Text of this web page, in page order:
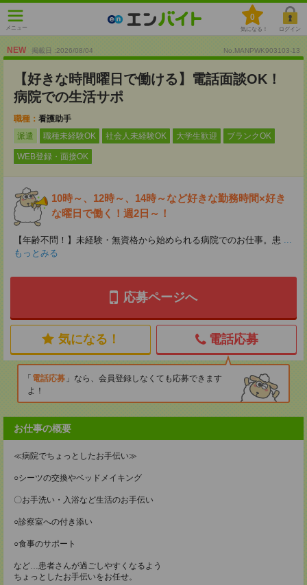
メニュー
0
気になる！ ログイン
NEW 掲載日 :2026/08/04 No.MANPWK903103-13
【好きな時間曜日で働ける】電話面談OK！
病院での生活サポ
職種： 看護助手
派遣
職種未経験OK 社会人未経験OK 大学生歓迎 ブランクOK
WEB登録・面接OK
10時～、12時～、14時～など好きな勤務時間×好き
な曜日で働く！週2日～！
【年齢不問！】未経験・無資格から始められる病院でのお仕事。患 ...
もっとみる
応募ページへ
気になる！ 電話応募
電話応募
なら、会員登録しなくても応募できます
よ！
お仕事の概要
≪病院でちょっとしたお手伝い≫
○シーツの交換やベッドメイキング
〇お手洗い・入浴など生活のお手伝い
○診察室への付き添い
○食事のサポート
など…患者さんが過ごしやすくなるよう
ちょっとしたお手伝いをお任せ。